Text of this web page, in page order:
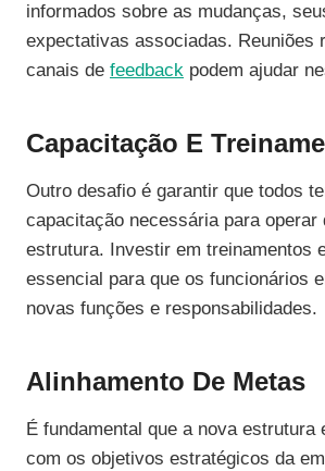
informados sobre as mudanças,
expectativas associadas. Reuniões
canais de feedback podem ajudar
Capacitação E
Outro desafio é garantir que todos
capacitação necessária para operar
estrutura. Investir em treinamentos
essencial para que os funcionários
novas funções e responsabilidades.
Alinhamento De Metas
É fundamental que a nova estrutura
com os objetivos estratégicos da